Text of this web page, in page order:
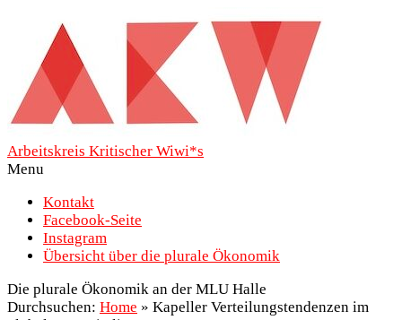
Arbeitskreis Kritischer Wiwi*s
Menu
Kontakt
Facebook-Seite
Instagram
Übersicht über die plurale Ökonomik
Die plurale Ökonomik an der MLU Halle
Durchsuchen: Home » Kapeller Verteilungstendenzen im